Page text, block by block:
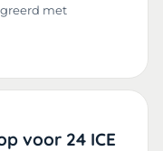
met
voor 24 ICE